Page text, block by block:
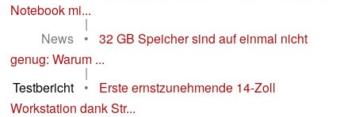
Notebook mi...
|
News
•
32 GB Speicher sind auf einmal nicht
genug: Warum ...
|
Testbericht
•
Erste ernstzunehmende 14-Zoll
Workstation dank Str...